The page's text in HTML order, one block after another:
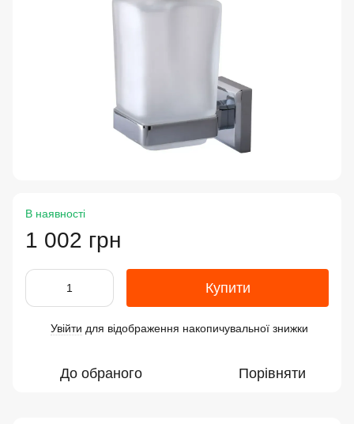
В наявності
1 002 грн
Купити
Увійти для відображення накопичувальної знижки
До обраного Порівняти